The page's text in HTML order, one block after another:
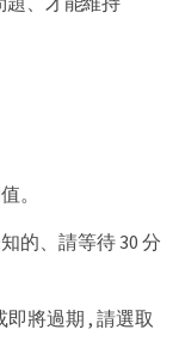
。
的、請等待 30 分
將過期 , 請選取